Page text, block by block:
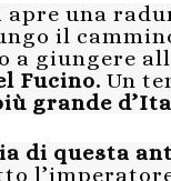
una
il
a giungere
Fucino. Un
grande
di questa